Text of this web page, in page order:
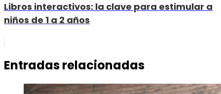
Libros interactivos: la clave para estimular a
niños de 1 a 2 años
Entradas relacionadas